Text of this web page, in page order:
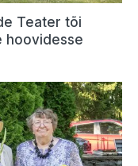
Teater tõi
hoovidesse